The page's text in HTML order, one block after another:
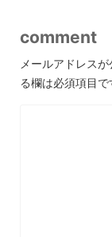
comment
メールアドレス
る欄は必須項目で